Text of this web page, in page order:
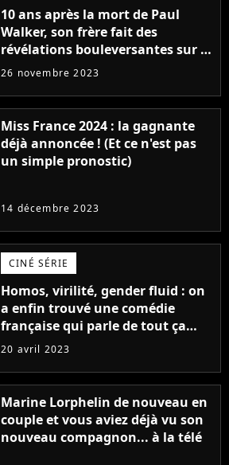
10 ans après la mort de Paul
Walker, son frère fait des
révélations bouleversantes sur la
réaction des acteurs de Fast and
26 novembre 2023
Miss France 2024 : la gagnante
déjà annoncée ! (Et ce n'est pas
un simple pronostic)
14 décembre 2023
CINÉ SÉRIE
Homos, virilité, gender fluid : on
a enfin trouvé une comédie
française qui parle de tout ça
sans être super ringarde
20 avril 2023
Marine Lorphelin de nouveau en
couple et vous aviez déjà vu son
nouveau compagnon... à la télé